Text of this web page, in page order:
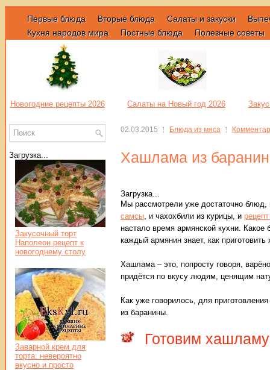
Первые блюда Вторые блюда Салаты и закуски
Кухня народов мира
Постные блюда Полезные советы
Новогодние рецепты 2026 Салаты на Новый год 2026
02.03.2015 Блюда из мяса
Хашлама из
Загрузка...
Мы рассмотрели уже достаточно
самсы, и чахохбили из курицы, и
настало время армянской кухни.
каждый армянин знает, как
Хашлама – это, попросту говоря,
придётся по вкусу людям, ценящим
Как уже говорилось, для
из баранины.
Готовим
Загрузка...
Закусочный торт
Наполеон рецепт к
новогоднему столу
Заварной крем для
торта: невероятно
вкусно и просто